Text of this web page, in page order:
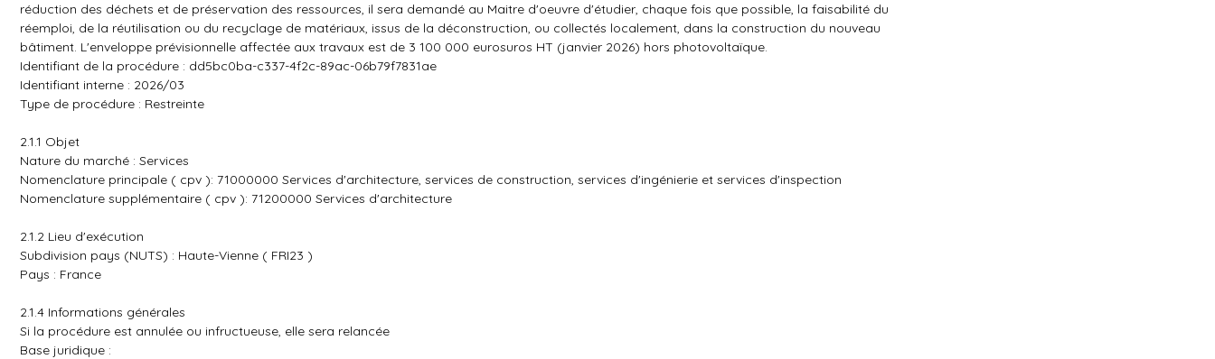
réduction des déchets et de préservation des ressources, il sera demandé au Maitre d'oeuvre d'étudier, chaque fois que possible, la faisabilité du
réemploi, de la réutilisation ou du recyclage de matériaux, issus de la déconstruction, ou collectés localement, dans la construction du nouveau
bâtiment. L'enveloppe prévisionnelle affectée aux travaux est de 3 100 000 eurosuros HT (janvier 2026) hors photovoltaïque.
Identifiant de la procédure : dd5bc0ba-c337-4f2c-89ac-06b79f7831ae
Identifiant interne : 2026/03
Type de procédure : Restreinte
2.1.1 Objet
Nature du marché : Services
Nomenclature principale ( cpv ): 71000000 Services d'architecture, services de construction, services d'ingénierie et services d'inspection
Nomenclature supplémentaire ( cpv ): 71200000 Services d'architecture
2.1.2 Lieu d'exécution
Subdivision pays (NUTS) : Haute-Vienne ( FRI23 )
Pays : France
2.1.4 Informations générales
Si la procédure est annulée ou infructueuse, elle sera relancée
Base juridique :